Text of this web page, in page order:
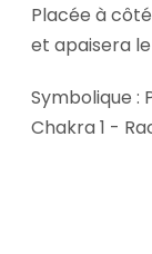
Placée à
et apaisera
Symbolique :
Chakra 1 -